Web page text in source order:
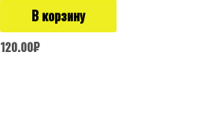
В корзину
120.00₽